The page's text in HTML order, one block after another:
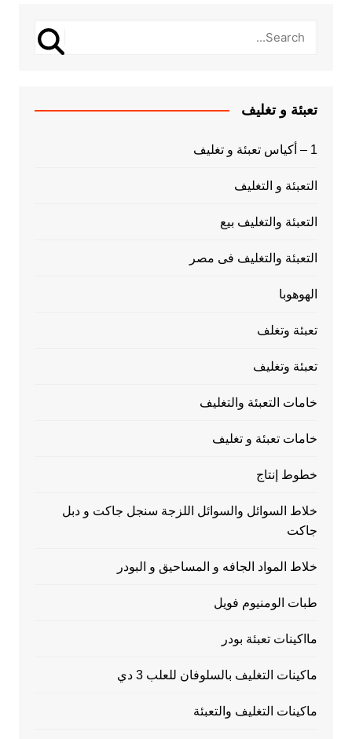
تعبئة و تغليف
1 – أكياس تعبئة و تغليف
التعبئة و التغليف
التعبئة والتغليف بيع
التعبئة والتغليف فى مصر
الهوهوبا
تعبئة وتغلف
تعبئة وتغليف
خامات التعبئة والتغليف
خامات تعبئة و تغليف
خطوط إنتاج
خلاط السوائل والسوائل اللزجة سنجل جاكت و دبل
جاكت
خلاط المواد الجافه و المساحيق و البودر
طبات الومنيوم فويل
مااكينات تعبئة بودر
ماكينات التغليف بالسلوفان للعلب 3 دي
ماكينات التغليف والتعبئة